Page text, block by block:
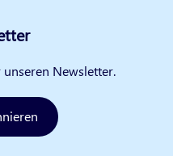
Newsletter.